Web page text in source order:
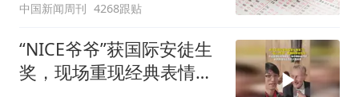
中国新闻周刊 4268跟贴
“NICE爷爷”获国际安徒生
奖，现场重现经典表情